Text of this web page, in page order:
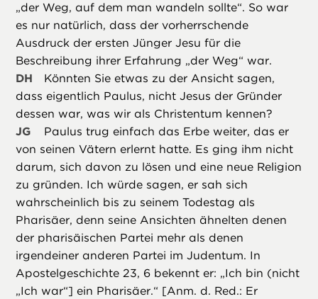
„der Weg, auf dem man wandeln sollte“. So war
es nur natürlich, dass der vorherrschende
Ausdruck der ersten Jünger Jesu für die
Beschreibung ihrer Erfahrung „der Weg“ war.
DH
Könnten Sie etwas zu der Ansicht sagen,
dass eigentlich Paulus, nicht Jesus der Gründer
dessen war, was wir als Christentum kennen?
JG
Paulus trug einfach das Erbe weiter, das er
von seinen Vätern erlernt hatte. Es ging ihm nicht
darum, sich davon zu lösen und eine neue Religion
zu gründen. Ich würde sagen, er sah sich
wahrscheinlich bis zu seinem Todestag als
Pharisäer, denn seine Ansichten ähnelten denen
der pharisäischen Partei mehr als denen
irgendeiner anderen Partei im Judentum. In
Apostelgeschichte 23, 6 bekennt er: „Ich bin (nicht
„Ich war“] ein Pharisäer.“ [Anm. d. Red.: Er